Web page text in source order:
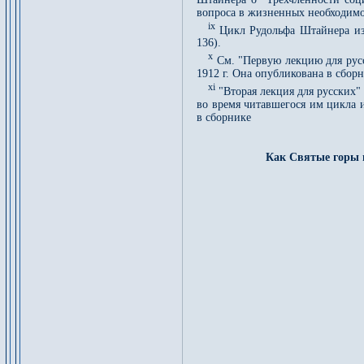
вопроса в жизненных
ix Цикл Рудольфа Штайнера
136).
x См. "Первую лекцию для
1912 г. Она опубликована в
xi "Вторая лекция для
во время читавшегося им цикла
в сборнике
Как Святые горы